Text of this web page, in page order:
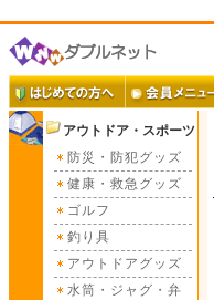
アウトドア・スポーツ
防災・防犯グッズ
健康・救急グッズ
ゴルフ
釣り具
アウトドアグッズ
水筒・ジャグ・弁